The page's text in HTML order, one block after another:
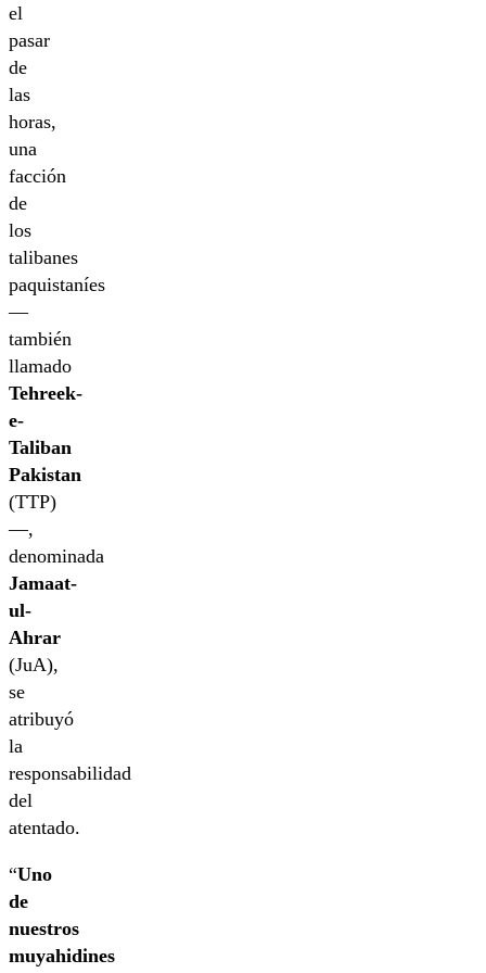
el
pasar
de
las
horas,
una
facción
de
los
talibanes
paquistaníes
—
también
llamado
Tehreek-
e-
Taliban
Pakistan
(TTP)
—,
denominada
Jamaat-
ul-
Ahrar
(JuA),
se
atribuyó
la
responsabilidad
del
atentado.
“Uno
de
nuestros
muyahidines